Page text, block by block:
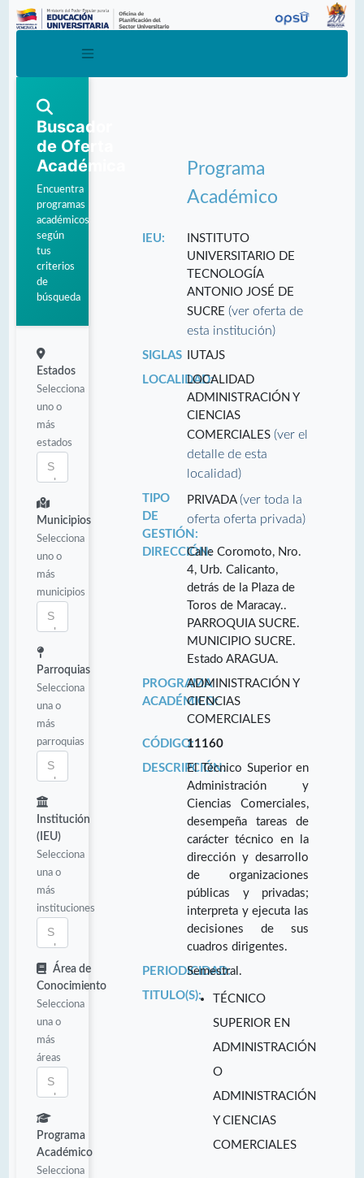
Buscador
de Oferta
Académica
Encuentra
programas
académicos
según
tus
criterios
de
búsqueda
Estados
Selecciona
uno o
más
estados
Municipios
Selecciona
uno o
más
municipios
Parroquias
Selecciona
una o
más
parroquias
Institución
(IEU)
Selecciona
una o
más
instituciones
Área de
Conocimiento
Selecciona
una o
más
áreas
Programa
Académico
Selecciona
Programa
Académico
IEU:
INSTITUTO
UNIVERSITARIO DE
TECNOLOGÍA
ANTONIO JOSÉ DE
SUCRE(ver oferta de
esta institución)
SIGLAS
IUTAJS
LOCALIDAD:LOCALIDAD
ADMINISTRACIÓN Y
CIENCIAS
COMERCIALES(ver el
detalle de esta
localidad)
TIPO
DE
GESTIÓN:
PRIVADA(ver toda la
oferta oferta privada)
DIRECCIÓN:Calle Coromoto, Nro.
4, Urb. Calicanto,
detrás de la Plaza de
Toros de Maracay..
PARROQUIA SUCRE.
MUNICIPIO SUCRE.
Estado ARAGUA.
PROGRAMA
ACADÉMICO:
ADMINISTRACIÓN Y
CIENCIAS
COMERCIALES
CÓDIGO:11160
DESCRIPCIÓN:El Técnico Superior en
Administración y
Ciencias Comerciales,
desempeña tareas de
carácter técnico en la
dirección y desarrollo
de organizaciones
públicas y privadas;
interpreta y ejecuta las
decisiones de sus
cuadros dirigentes.
PERIODICIDAD:
Semestral.
TITULO(S):
TÉCNICO
SUPERIOR EN
ADMINISTRACIÓN
O
ADMINISTRACIÓN
Y CIENCIAS
COMERCIALES